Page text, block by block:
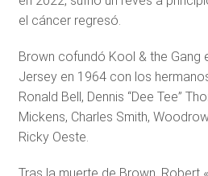
el cáncer regresó.
Brown cofundó Kool & the Gang
Jersey en 1964 con los
Ronald Bell, Dennis “Dee Tee”
Mickens, Charles Smith,
Ricky Oeste.